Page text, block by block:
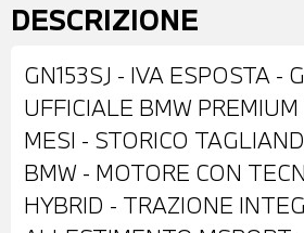
DESCRIZIONE
GN153SJ - IVA ESPOSTA -
UFFICIALE BMW
MESI - STORICO
BMW - MOTORE CON
HYBRID - TRAZIONE